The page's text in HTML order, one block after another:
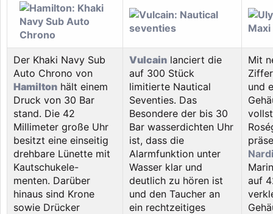
Der Khaki Navy Sub
Auto Chrono von
Hamilton hält einem
Druck von 30 Bar
stand. Die 42
Millimeter große Uhr
besitzt eine einseitig
drehbare Lünette mit
Kautschukele-
menten. Darüber
hinaus sind Krone
sowie Drücker
Vulcain lanciert die
auf 300 Stück
limitierte Nautical
Seventies. Das
Besondere der bis 30
Bar wasserdichten Uhr
ist, dass die
Alarmfunktion unter
Wasser klar und
deutlich zu hören ist
und den Taucher an
ein rechtzeitiges
Mit
und
auf